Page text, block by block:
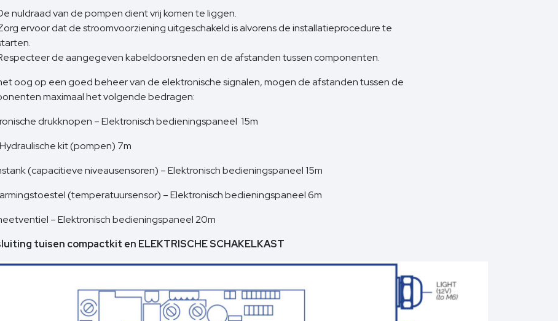
nuldraad van de pompen dient vrij komen te liggen.
ervoor dat de stroomvoorziening uitgeschakeld is alvorens de installatieprocedure te
de aangegeven kabeldoorsneden en de afstanden tussen componenten.
oog op een goed beheer van de elektronische signalen, mogen de afstanden tussen de
maximaal het volgende bedragen:
drukknopen – Elektronisch bedieningspaneel 15m
kit (pompen) 7m
(capacitieve niveausensoren) – Elektronisch bedieningspaneel 15m
(temperatuursensor) – Elektronisch bedieningspaneel 6m
– Elektronisch bedieningspaneel 20m
tuisen compactkit en ELEKTRISCHE SCHAKELKAST